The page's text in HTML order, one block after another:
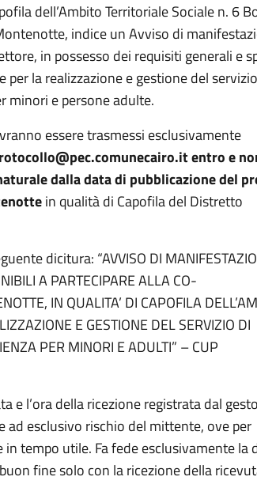
dell’Ambito Territoriale Sociale n. 6
indice un Avviso di
in possesso dei requisiti generali e
la realizzazione e gestione del
minori e persone adulte.
essere trasmessi esclusivamente
entro e
dalla data di pubblicazione del
in qualità di Capofila del Distretto
dicitura: “AVVISO DI
A PARTECIPARE ALLA CO-
IN QUALITA’ DI CAPOFILA
E GESTIONE DEL SERVIZIO DI
PER MINORI E ADULTI” – CUP
l’ora della ricezione registrata dal
esclusivo rischio del mittente, ove per
tempo utile. Fa fede esclusivamente la
fine solo con la ricezione della